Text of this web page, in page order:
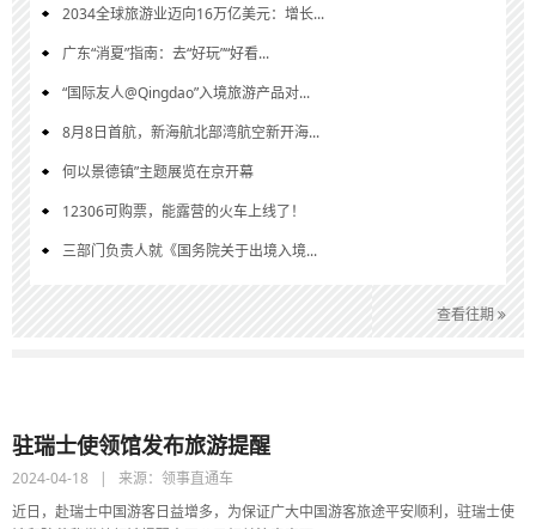
2034全球旅游业迈向16万亿美元：增长...
广东“消夏”指南：去“好玩”“好看...
“国际友人@Qingdao”入境旅游产品对...
8月8日首航，新海航北部湾航空新开海...
何以景德镇”主题展览在京开幕
12306可购票，能露营的火车上线了！
三部门负责人就《国务院关于出境入境...
查看往期
驻瑞士使领馆发布旅游提醒
2024-04-18 | 来源：领事直通车
近日，赴瑞士中国游客日益增多，为保证广大中国游客旅途平安顺利，驻瑞士使